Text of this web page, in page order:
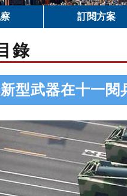
訂閱方案
錄
型武器在十一閱